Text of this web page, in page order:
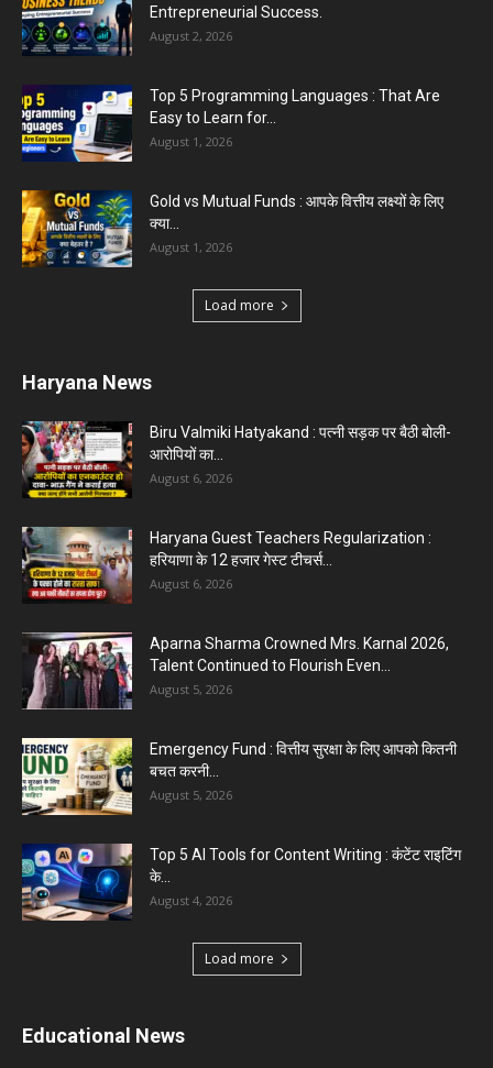
Entrepreneurial Success.
August 2, 2026
Top 5 Programming Languages : That Are
Easy to Learn for...
August 1, 2026
Gold vs Mutual Funds : आपके वित्तीय लक्ष्यों के लिए
क्या...
August 1, 2026
Load more
Haryana News
Biru Valmiki Hatyakand : पत्नी सड़क पर बैठी बोली-
आरोपियों का...
August 6, 2026
Haryana Guest Teachers Regularization :
हरियाणा के 12 हजार गेस्ट टीचर्स...
August 6, 2026
Aparna Sharma Crowned Mrs. Karnal 2026,
Talent Continued to Flourish Even...
August 5, 2026
Emergency Fund : वित्तीय सुरक्षा के लिए आपको कितनी
बचत करनी...
August 5, 2026
Top 5 AI Tools for Content Writing : कंटेंट राइटिंग
के...
August 4, 2026
Load more
Educational News